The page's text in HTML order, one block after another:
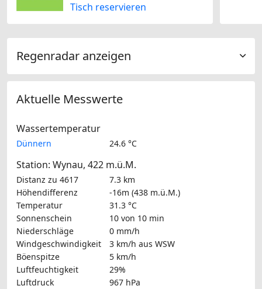
Tisch reservieren
Regenradar anzeigen
Aktuelle Messwerte
Wassertemperatur
Dünnern 24.6 °C
Station: Wynau, 422 m.ü.M.
Distanz zu 4617
7.3 km
Höhendifferenz
-16m (438 m.ü.M.)
Temperatur
31.3 °C
Sonnenschein
10 von 10 min
Niederschläge
0 mm/h
Windgeschwindigkeit
3 km/h aus WSW
Böenspitze
5 km/h
Luftfeuchtigkeit
29%
Luftdruck
967 hPa